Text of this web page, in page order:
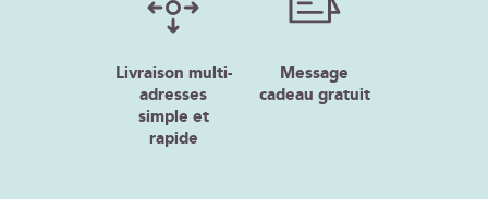
Livraison multi-
adresses
simple et
rapide
Message
cadeau gratuit